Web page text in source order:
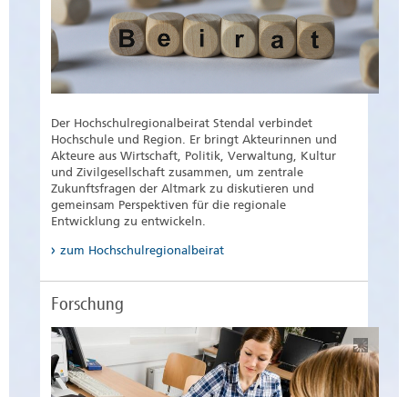
Der Hochschulregionalbeirat Stendal verbindet
Hochschule und Region. Er bringt Akteurinnen und
Akteure aus Wirtschaft, Politik, Verwaltung, Kultur
und Zivilgesellschaft zusammen, um zentrale
Zukunftsfragen der Altmark zu diskutieren und
gemeinsam Perspektiven für die regionale
Entwicklung zu entwickeln.
zum Hochschulregionalbeirat
Forschung